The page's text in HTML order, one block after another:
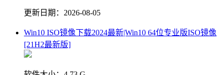
更新日期： 2026-08-05
Win10 ISO镜像下载2024最新|Win10 64位专业版ISO镜像
[21H2最新版]